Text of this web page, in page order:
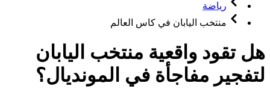
رياضة
منتخب اليابان في كاس العالم
هل تقود واقعية منتخب اليابان
لتفجير مفاجأة في المونديال؟